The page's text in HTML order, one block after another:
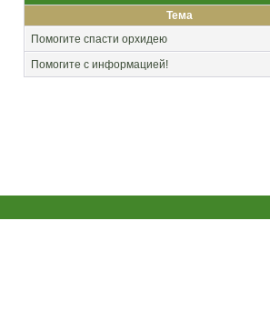
Тема
Помогите спасти орхидею
Помогите с информацией!